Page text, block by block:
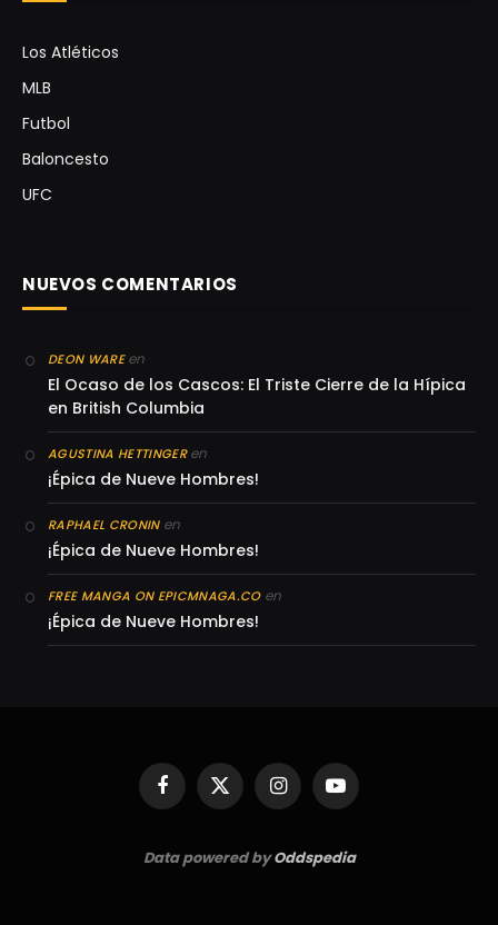
Los Atléticos
MLB
Futbol
Baloncesto
UFC
NUEVOS COMENTARIOS
DEON WAREen
El Ocaso de los Cascos: El Triste Cierre de la Hípica
en British Columbia
AGUSTINA HETTINGERen
¡Épica de Nueve Hombres!
RAPHAEL CRONINen
¡Épica de Nueve Hombres!
FREE MANGA ON EPICMNAGA.COen
¡Épica de Nueve Hombres!
Facebook
X
(Twitter)
InstagramYouTube
Data powered byOddspedia